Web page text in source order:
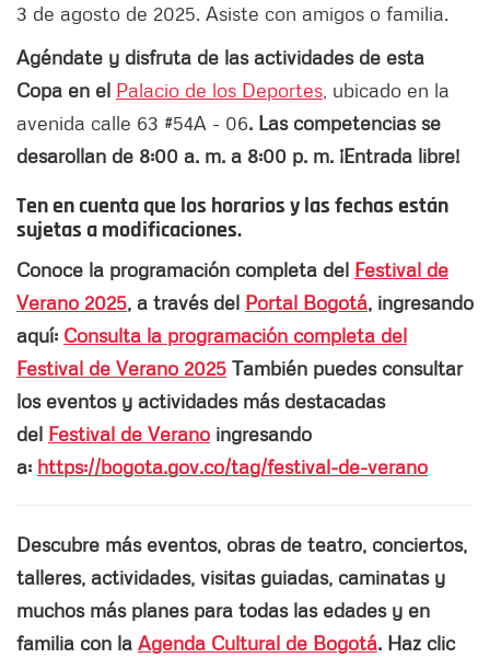
3 de agosto de 2025. Asiste con amigos o familia.
Agéndate y disfruta de las actividades de esta
Copa en el Palacio de los Deportes , ubicado en la
avenida calle 63 #54A - 06. Las competencias se
desarollan de 8:00 a. m. a 8:00 p. m. ¡Entrada libre!
Ten en cuenta que los horarios y las fechas están
sujetas a modificaciones.
Conoce la programación completa del Festival de
Verano 2025, a través del Portal Bogotá, ingresando
aquí: Consulta la programación completa del
Festival de Verano 2025 También puedes consultar
los eventos y actividades más destacadas
del Festival de Verano ingresando
a: https://bogota.gov.co/tag/festival-de-verano
Descubre más eventos, obras de teatro, conciertos,
talleres, actividades, visitas guiadas, caminatas y
muchos más planes para todas las edades y en
familia con la Agenda Cultural de Bogotá. Haz clic